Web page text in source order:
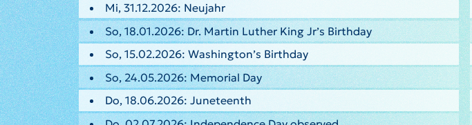
Mi, 31.12.2026: Neujahr
So, 18.01.2026: Dr. Martin Luther King Jr’s Birthday
So, 15.02.2026: Washington’s Birthday
So, 24.05.2026: Memorial Day
Do, 18.06.2026: Juneteenth